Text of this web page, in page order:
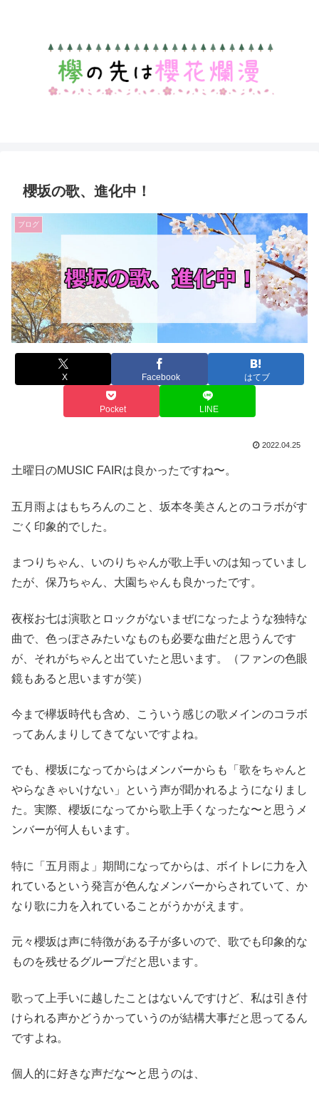
櫻坂の歌、進化中！
ブログ
X Facebook はてブ
Pocket LINE
2022.04.25
土曜日のMUSIC FAIRは良かったですね〜。
五月雨よはもちろんのこと、坂本冬美さんとのコラボがす
ごく印象的でした。
まつりちゃん、いのりちゃんが歌上手いのは知っていまし
たが、保乃ちゃん、大園ちゃんも良かったです。
夜桜お七は演歌とロックがないまぜになったような独特な
曲で、色っぽさみたいなものも必要な曲だと思うんです
が、それがちゃんと出ていたと思います。（ファンの色眼
鏡もあると思いますが笑）
今まで欅坂時代も含め、こういう感じの歌メインのコラボ
ってあんまりしてきてないですよね。
でも、櫻坂になってからはメンバーからも「歌をちゃんと
やらなきゃいけない」という声が聞かれるようになりまし
た。実際、櫻坂になってから歌上手くなったな〜と思うメ
ンバーが何人もいます。
特に「五月雨よ」期間になってからは、ボイトレに力を入
れているという発言が色んなメンバーからされていて、か
なり歌に力を入れていることがうかがえます。
元々櫻坂は声に特徴がある子が多いので、歌でも印象的な
ものを残せるグループだと思います。
歌って上手いに越したことはないんですけど、私は引き付
けられる声かどうかっていうのが結構大事だと思ってるん
ですよね。
個人的に好きな声だな〜と思うのは、